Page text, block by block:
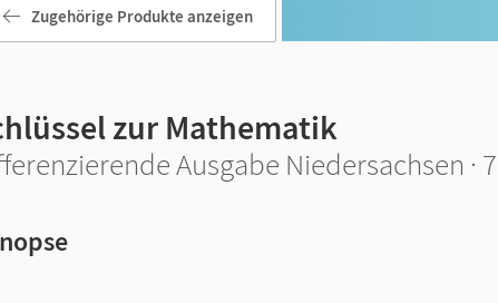
Zugehörige Produkte anzeigen
zur Mathematik
Ausgabe Niedersachsen ·